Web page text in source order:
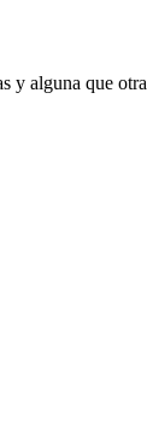
y alguna que